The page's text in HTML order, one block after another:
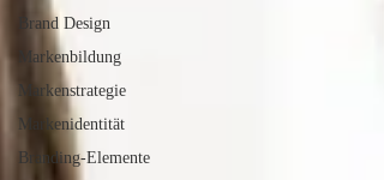
Brand Design
Markenbildung
Markenstrategie
Markenidentität
Branding-Elemente